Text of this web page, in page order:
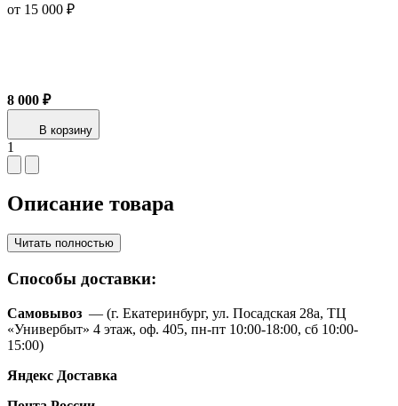
от 15 000 ₽
8 000 ₽
В корзину
1
Описание товара
Читать полностью
Способы доставки:
Самовывоз — (г. Екатеринбург, ул. Посадская 28а, ТЦ
«Универбыт» 4 этаж, оф. 405, пн-пт 10:00-18:00, сб 10:00-
15:00)
Яндекс Доставка